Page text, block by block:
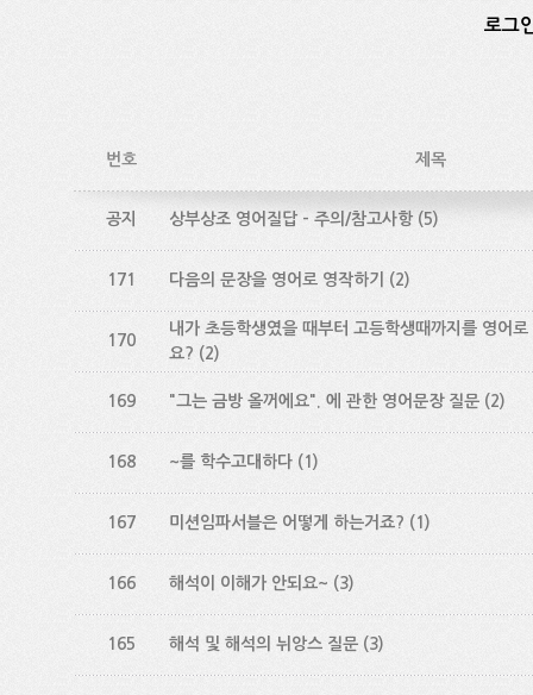
로그
번호 제목
공지 상부상조 영어질답 - 주의/참고사항 (5)
171 다음의 문장을 영어로 영작하기 (2)
170
내가 초등학생였을 때부터 고등학생때까지를 영어
요? (2)
169 "그는 금방 올꺼에요". 에 관한 영어문장 질문 (2)
168 ~를 학수고대하다 (1)
167 미션임파서블은 어떻게 하는거죠? (1)
166 해석이 이해가 안되요~ (3)
165 해석 및 해석의 뉘앙스 질문 (3)